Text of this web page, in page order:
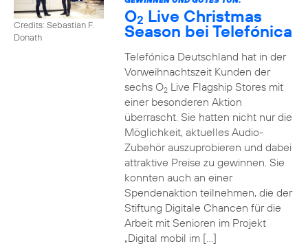
Credits: Sebastian F.
Donath
O2 Live Christmas
Season bei Telefónica
Telefónica Deutschland hat in der
Vorweihnachtszeit Kunden der
sechs O2Live Flagship Stores mit
einer besonderen Aktion
überrascht. Sie hatten nicht nur die
Möglichkeit, aktuelles Audio-
Zubehör auszuprobieren und dabei
attraktive Preise zu gewinnen. Sie
konnten auch an einer
Spendenaktion teilnehmen, die der
Stiftung Digitale Chancen für die
Arbeit mit Senioren im Projekt
„Digital mobil im […]